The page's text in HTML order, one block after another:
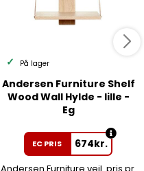
På lager
Andersen Furniture Shelf
Wood Wall Hylde - lille -
Eg
EC PRIS 674kr.